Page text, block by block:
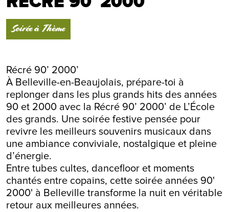
Soirée à Thème
Récré 90’ 2000’
À Belleville-en-Beaujolais, prépare-toi à
replonger dans les plus grands hits des années
90 et 2000 avec la Récré 90’ 2000’ de L’École
des grands. Une soirée festive pensée pour
revivre les meilleurs souvenirs musicaux dans
une ambiance conviviale, nostalgique et pleine
d’énergie.
Entre tubes cultes, dancefloor et moments
chantés entre copains, cette soirée années 90'
2000' à Belleville transforme la nuit en véritable
retour aux meilleures années.